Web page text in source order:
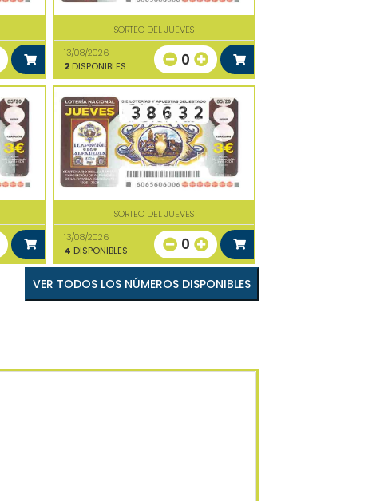
SORTEO DEL JUEVES
13/08/2026
2DISPONIBLES 0
SORTEO DEL JUEVES
13/08/2026
4 DISPONIBLES 0
VER TODOS LOS NÚMEROS DISPONIBLES